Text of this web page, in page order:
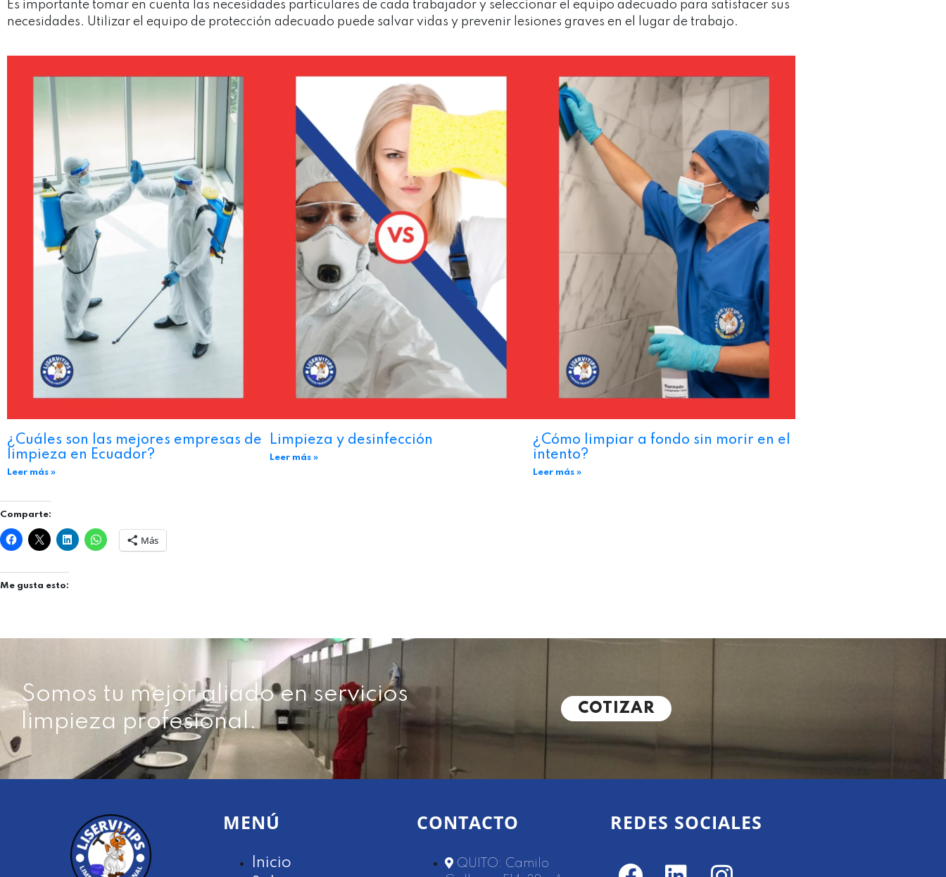
Es importante tomar en cuenta las necesidades particulares de cada trabajador y seleccionar el equipo adecuado para satisfacer sus
necesidades. Utilizar el equipo de protección adecuado puede salvar vidas y prevenir lesiones graves en el lugar de trabajo.
¿Cuáles son las mejores empresas de
limpieza en Ecuador?
Leer más »
Limpieza y desinfección
Leer más »
¿Cómo limpiar a fondo sin morir en el
intento?
Leer más »
Comparte:
Más
Me gusta esto:
Somos tu mejor aliado en servicios
limpieza profesional.
COTIZAR
MENÚ
Inicio
CONTACTO
QUITO: Camilo
REDES SOCIALES